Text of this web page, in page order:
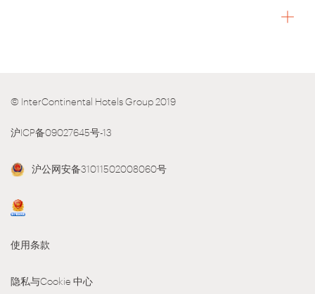
© InterContinental Hotels Group 2019
沪ICP备09027645号-13
沪公网安备31011502008060号
使用条款
隐私与Cookie 中心